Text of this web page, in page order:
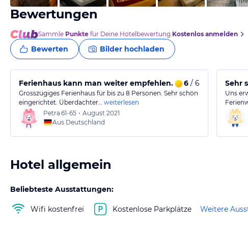
Bewertungen
Sammle Punkte für Deine Hotelbewertung.Kostenlos anmelden
Bewerten Bilder hochladen
Ferienhaus kann man weiter empfehlen. 6 / 6
Grosszügiges Ferienhaus für bis zu 8 Personen. Sehr schön
eingerichtet. Überdachter… weiterlesen
Petra 61-65 • August 2021
Aus Deutschland
Sehr
Uns
Hotel allgemein
Beliebteste Ausstattungen:
Wifi kostenfrei Kostenlose Parkplätze Weitere